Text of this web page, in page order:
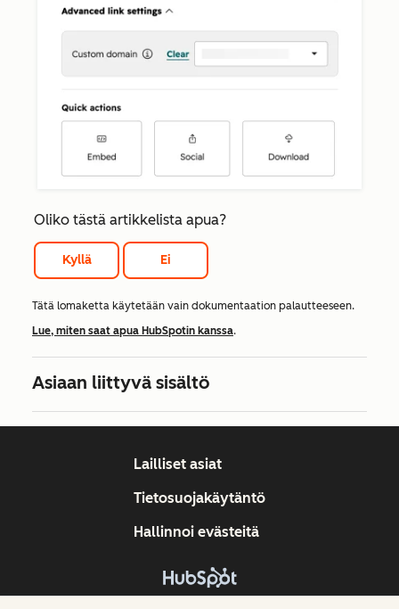
Oliko tästä artikkelista apua?
Kyllä Ei
Tätä lomaketta käytetään vain dokumentaation palautteeseen.
Lue, miten saat apua HubSpotin kanssa.
Asiaan liittyvä sisältö
Lailliset asiat
Tietosuojakäytäntö
Hallinnoi evästeitä